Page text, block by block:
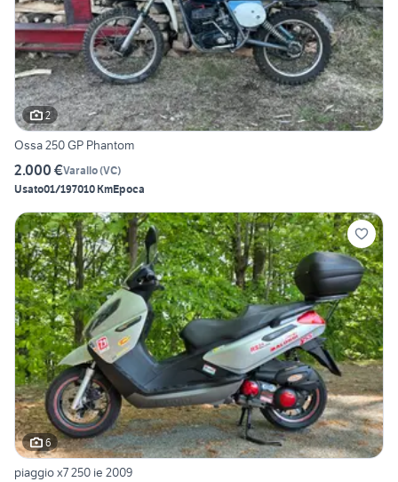
2
Ossa 250 GP Phantom
2.000 €Varallo(VC)
Usato01/197010 KmEpoca
6
piaggio x7 250 ie 2009